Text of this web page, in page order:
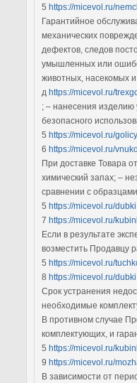
5 https://micevol.ru/
Гарантийное
механических
дефектов, следов
умышленных или
животных, насекомых и
д https://micevol.ru/
; – нанесения изделию
безопасного
5 https://micevol.ru/
6 https://micevol.ru/
При доставке Товара
химический запах; –
сравнении с
5 https://micevol.ru/dubki
7 https://micevol.ru/
Если в результате
возместить Продавцу
5 https://micevol.ru/
8 https://micevol.ru/dubki
Срок устранения
необходимые
В противном случае
комплектующих, и
5 https://micevol.ru/
9 https://micevol.ru/
В зависимости от